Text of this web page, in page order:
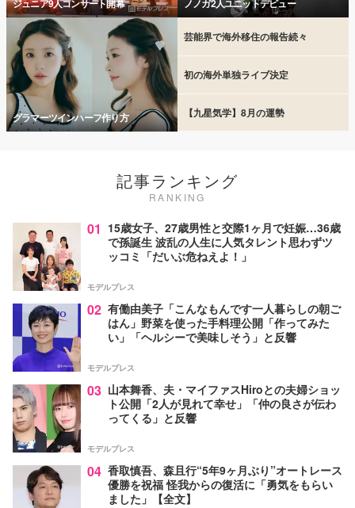
ジュニア9人コンサート開幕 ノノガ2人ユニットデビュー
グラマーツインハーフ作り方
芸能界で海外移住の報告続々
初の海外単独ライブ決定
【九星気学】8月の運勢
記事ランキング
RANKING
01 15歳女子、27歳男性と交際1ヶ月で妊娠…36歳
で孫誕生 波乱の人生に人気タレント思わずツ
ッコミ「だいぶ危ねえよ！」
モデルプレス
02 有働由美子「こんなもんです一人暮らしの朝ご
はん」野菜を使った手料理公開「作ってみた
い」「ヘルシーで美味しそう」と反響
モデルプレス
03 山本舞香、夫・マイファスHiroとの夫婦ショッ
ト公開「2人が見れて幸せ」「仲の良さが伝わ
ってくる」と反響
モデルプレス
04 香取慎吾、森且行“5年9ヶ月ぶり”オートレース
優勝を祝福 怪我からの復活に「勇気をもらい
ました」【全文】